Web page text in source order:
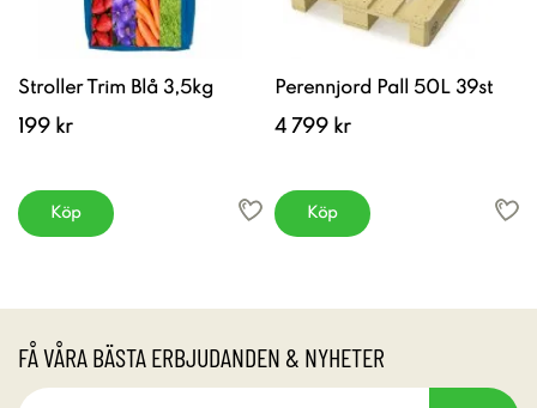
Stroller Trim Blå 3,5kg
199 kr
Köp
Perennjord Pall 50L 39st
4 799 kr
Köp
FÅ VÅRA BÄSTA ERBJUDANDEN & NYHETER